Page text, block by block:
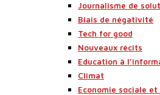
Journalisme de
Biais de négativité
Tech for good
Nouveaux récits
Education à
Climat
Economie sociale